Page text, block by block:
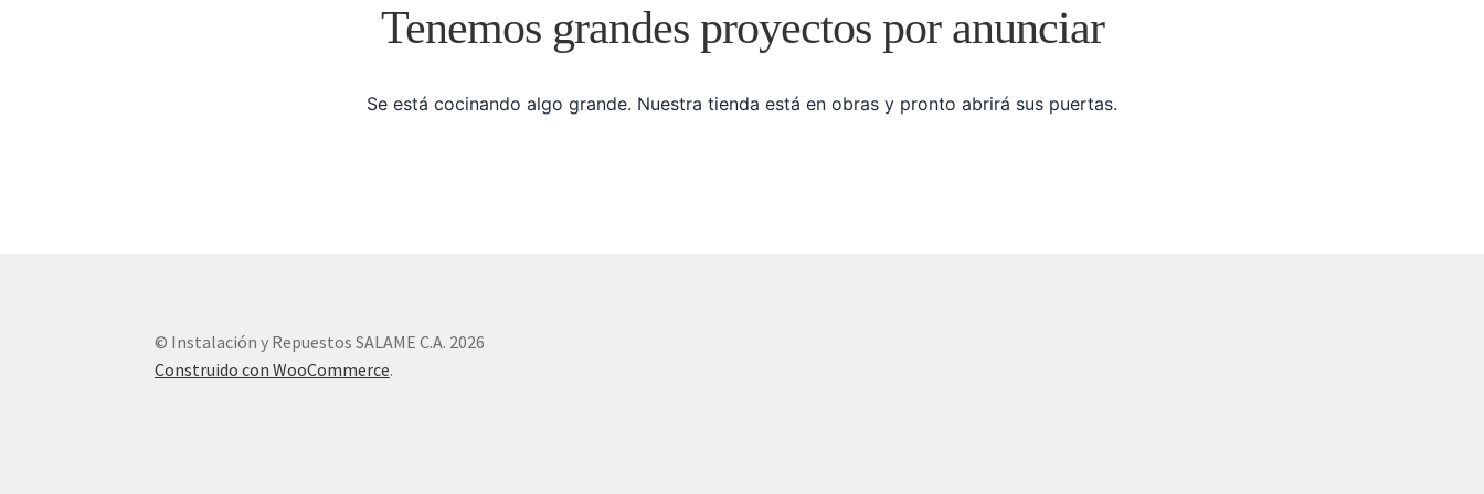
Tenemos grandes proyectos por anunciar
Se está cocinando algo grande. Nuestra tienda está en obras y pronto abrirá sus puertas.
© Instalación y Repuestos SALAME C.A. 2026
Construido con WooCommerce.